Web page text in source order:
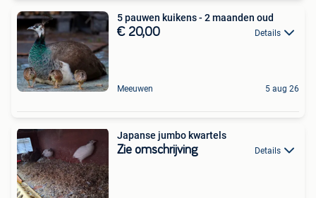
5 pauwen kuikens - 2 maanden oud
€ 20,00 Details
Meeuwen 5 aug 26
Japanse jumbo kwartels
Zie omschrijving Details